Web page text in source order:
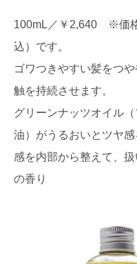
100mL／￥2,640 ※価
込）です。
ゴワつきやすい髪をつ
触を持続させます。
グリーンナッツオイル
油）がうるおいとツヤ
感を内部から整えて、
の香り